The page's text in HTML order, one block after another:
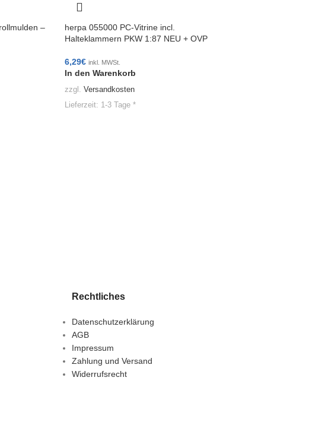
–
herpa 055000 PC-Vitrine incl.
Halteklammern PKW 1:87 NEU + OVP
6,29€ inkl. MWSt.
In den Warenkorb
zzgl. Versandkosten
Lieferzeit: 1-3 Tage *
Rechtliches
Datenschutzerklärung
AGB
Impressum
Zahlung und Versand
Widerrufsrecht